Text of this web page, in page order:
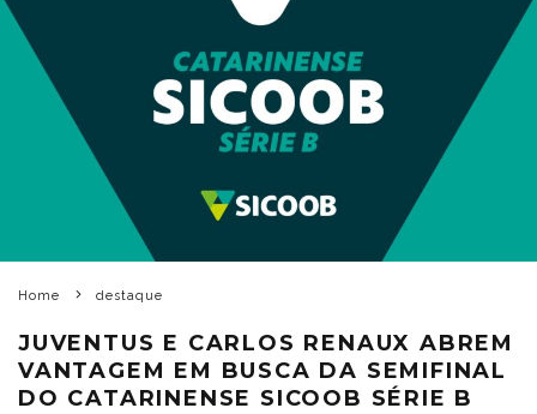
Home destaque
JUVENTUS E CARLOS RENAUX ABREM
VANTAGEM EM BUSCA DA SEMIFINAL
DO CATARINENSE SICOOB SÉRIE B